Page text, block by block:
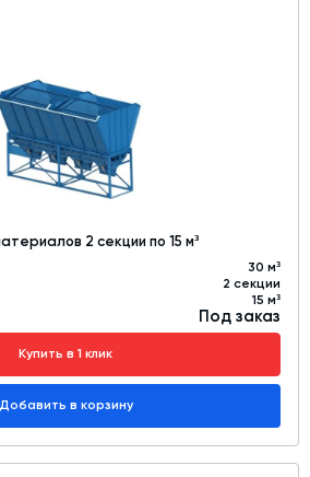
2 секции по 15 м³
30 м³
2 секции
15 м³
Под заказ
Купить в 1 клик
Добавить в корзину